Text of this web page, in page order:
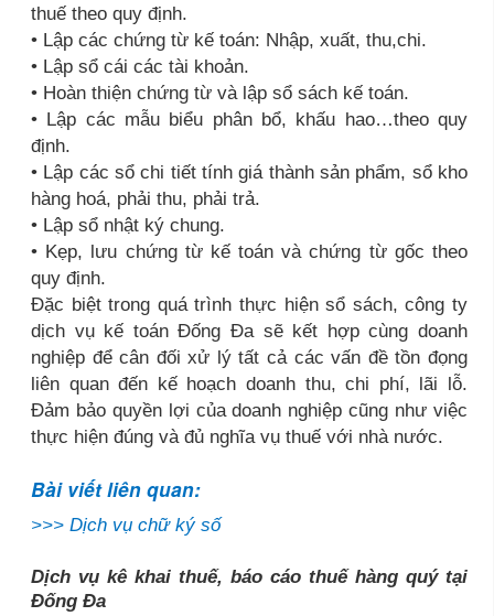
thuế theo quy định.
• Lập các chứng từ kế toán: Nhập, xuất, thu,chi.
• Lập sổ cái các tài khoản.
• Hoàn thiện chứng từ và lập sổ sách kế toán.
• Lập các mẫu biểu phân bổ, khấu hao…theo quy
định.
• Lập các sổ chi tiết tính giá thành sản phẩm, sổ kho
hàng hoá, phải thu, phải trả.
• Lập sổ nhật ký chung.
• Kẹp, lưu chứng từ kế toán và chứng từ gốc theo
quy định.
Đặc biệt trong quá trình thực hiện sổ sách, công ty
dịch vụ kế toán Đống Đa sẽ kết hợp cùng doanh
nghiệp để cân đối xử lý tất cả các vấn đề tồn đọng
liên quan đến kế hoạch doanh thu, chi phí, lãi lỗ.
Đảm bảo quyền lợi của doanh nghiệp cũng như việc
thực hiện đúng và đủ nghĩa vụ thuế với nhà nước.
Bài viết liên quan:
>>> Dịch vụ chữ ký số
Dịch vụ kê khai thuế, báo cáo thuế hàng quý tại
Đống Đa